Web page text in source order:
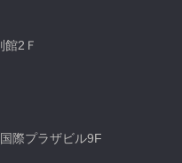
2Ｆ
際プラザビル9F